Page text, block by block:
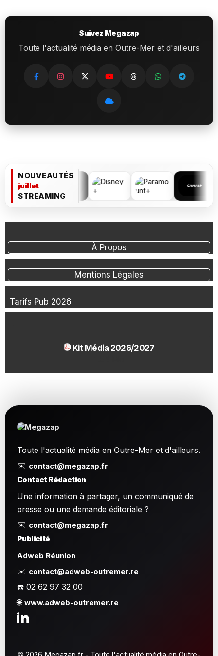
Suivez Megazap
Toute l'actualité média en Outre-Mer et d'ailleurs
NOUVEAUTÉS
juillet
STREAMING
À Propos
Mentions Légales
Tarifs Pub 2026
Kit Média 2026/2027
Toute l'actualité média en Outre-Mer et d'ailleurs.
✉️ contact@megazap.fr
Contact Rédaction
Une information à partager, un communiqué de
presse ou une demande éditoriale ?
✉️ contact@megazap.fr
Publicité
Adweb Réunion
✉️ contact@adweb-outremer.re
☎️ 02 62 97 32 00
🌐www.adweb-outremer.re